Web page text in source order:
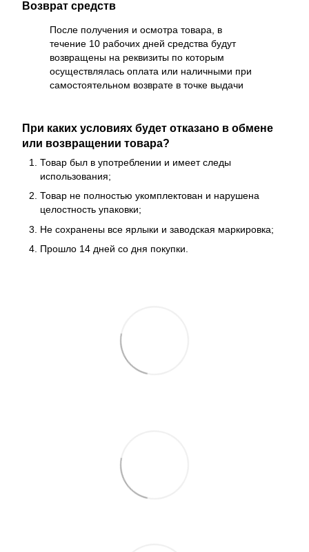
Возврат средств
После получения и осмотра товара, в
течение 10 рабочих дней средства будут
возвращены на реквизиты по которым
осуществлялась оплата или наличными при
самостоятельном возврате в точке выдачи
При каких условиях будет отказано в обмене
или возвращении товара?
Товар был в употреблении и имеет следы
использования;
Товар не полностью укомплектован и нарушена
целостность упаковки;
Не сохранены все ярлыки и заводская маркировка;
Прошло 14 дней со дня покупки.